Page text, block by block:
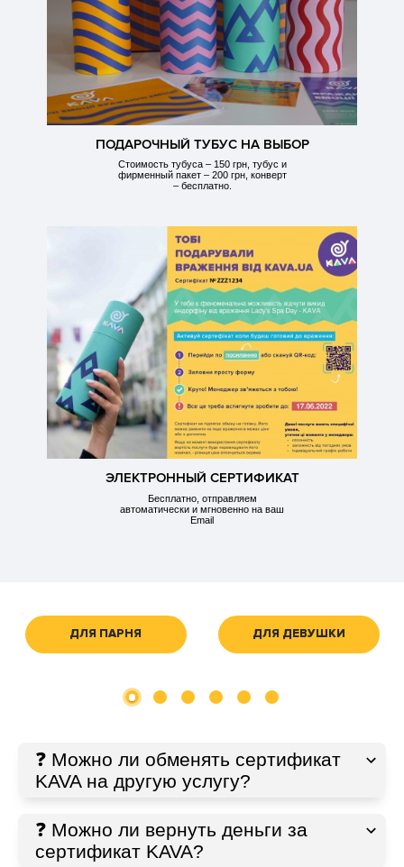
ПОДАРОЧНЫЙ ТУБУС НА ВЫБОР
Стоимость тубуса – 150 грн, тубус и
фирменный пакет – 200 грн, конверт
– бесплатно.
ЭЛЕКТРОННЫЙ СЕРТИФИКАТ
Бесплатно, отправляем
автоматически и мгновенно на ваш
Email
ДЛЯ ПАРНЯ ДЛЯ ДЕВУШКИ
❓ Можно ли обменять сертификат
KAVA на другую услугу?
❓ Можно ли вернуть деньги за
сертификат KAVA?